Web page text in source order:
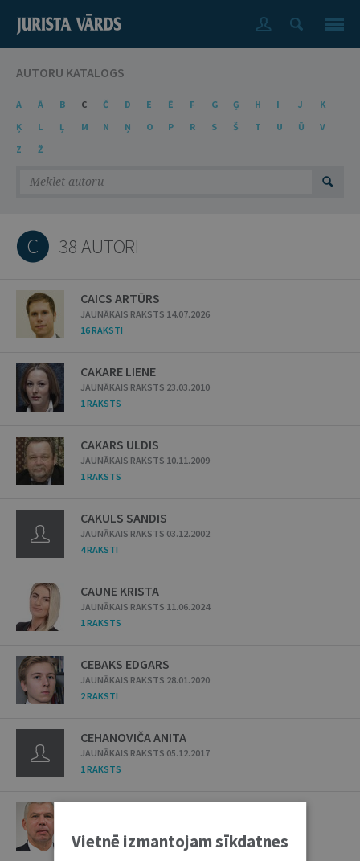
AUTORU KATALOGS
A Ā B C Č D E Ē F G Ģ H I J
K
Ķ
L Ļ M N Ņ O P R S Š T U Ū
V
Z
Ž
C 38 AUTORI
CAICS ARTŪRS
JAUNĀKAIS RAKSTS 14.07.2026
16 RAKSTI
CAKARE LIENE
JAUNĀKAIS RAKSTS 23.03.2010
1 RAKSTS
CAKARS ULDIS
JAUNĀKAIS RAKSTS 10.11.2009
1 RAKSTS
CAKULS SANDIS
JAUNĀKAIS RAKSTS 03.12.2002
4 RAKSTI
CAUNE KRISTA
JAUNĀKAIS RAKSTS 11.06.2024
1 RAKSTS
CEBAKS EDGARS
JAUNĀKAIS RAKSTS 28.01.2020
2 RAKSTI
CEHANOVIČA ANITA
JAUNĀKAIS RAKSTS 05.12.2017
1 RAKSTS
1 ESEJA
Vietnē izmantojam sīkdatnes